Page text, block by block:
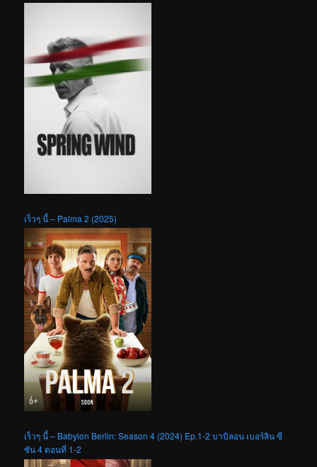
เร็วๆ นี้ – Palma 2 (2025)
เร็วๆ นี้ – Babylon Berlin: Season 4 (2024) Ep.1-2 บาบิลอน เบอร์ลิน ซี
ซัน 4 ตอนที่ 1-2